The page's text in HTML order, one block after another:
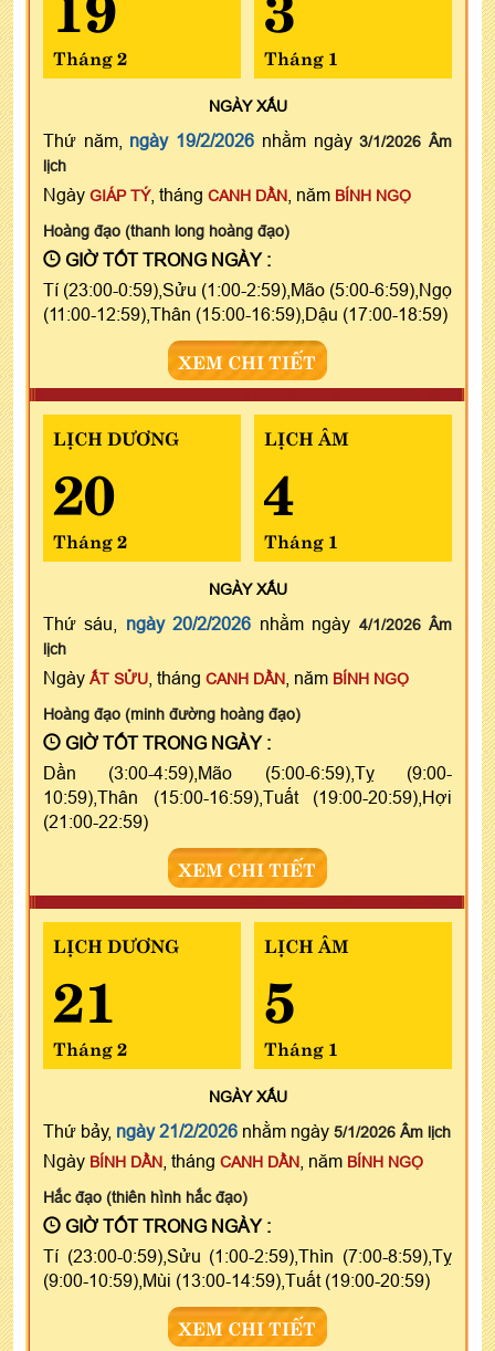
Tháng 2 Tháng 1
NGÀYXẤU
Thứ năm, ngày 19/2/2026 nhằm ngày3/1/2026 Âm
lịch
Ngày GIÁP TÝ, tháng CANH DẦN , năm BÍNH NGỌ
Hoàng đạo (thanh long hoàng đạo)
GIỜ TỐT TRONG NGÀY :
Tí (23:00-0:59),Sửu (1:00-2:59),Mão (5:00-6:59),Ngọ
(11:00-12:59),Thân (15:00-16:59),Dậu (17:00-18:59)
XEM CHI TIẾT
LỊCH DƯƠNG
20
Tháng 2
LỊCH ÂM
4
Tháng 1
NGÀYXẤU
Thứ sáu, ngày 20/2/2026 nhằm ngày 4/1/2026 Âm
lịch
Ngày ẤT SỬU , tháng CANH DẦN , năm BÍNH NGỌ
Hoàng đạo (minh đường hoàng đạo)
GIỜ TỐT TRONG NGÀY :
Dần (3:00-4:59),Mão (5:00-6:59),Tỵ (9:00-
10:59),Thân (15:00-16:59),Tuất (19:00-20:59),Hợi
(21:00-22:59)
XEM CHI TIẾT
LỊCH DƯƠNG
21
Tháng 2
LỊCH ÂM
5
Tháng 1
NGÀYXẤU
Thứ bảy, ngày 21/2/2026 nhằm ngày 5/1/2026 Âm lịch
Ngày BÍNH DẦN , tháng CANH DẦN , năm BÍNH NGỌ
Hắc đạo (thiên hình hắc đạo)
GIỜ TỐT TRONG NGÀY :
Tí (23:00-0:59),Sửu (1:00-2:59),Thìn (7:00-8:59),Tỵ
(9:00-10:59),Mùi (13:00-14:59),Tuất (19:00-20:59)
XEM CHI TIẾT